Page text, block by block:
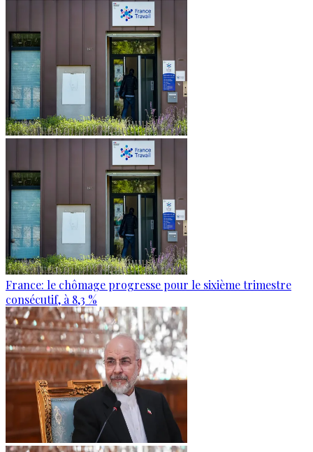
France: le chômage progresse pour le sixième trimestre
consécutif, à 8,3 %